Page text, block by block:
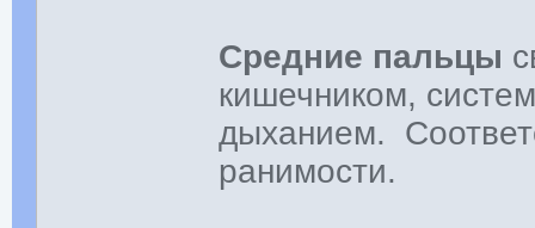
Средние пальцы
кишечником,
дыханием.
ранимости.